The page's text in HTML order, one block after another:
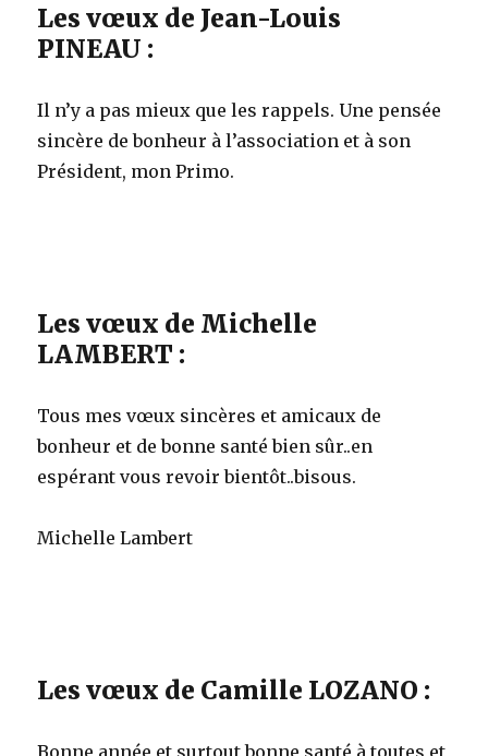
Les vœux de Jean-Louis
PINEAU :
Il n’y a pas mieux que les rappels. Une pensée
sincère de bonheur à l’association et à son
Président, mon Primo.
Les vœux de Michelle
LAMBERT :
Tous mes vœux sincères et amicaux de
bonheur et de bonne santé bien sûr..en
espérant vous revoir bientôt..bisous.
Michelle Lambert
Les vœux de Camille LOZANO :
Bonne année et surtout bonne santé à toutes et